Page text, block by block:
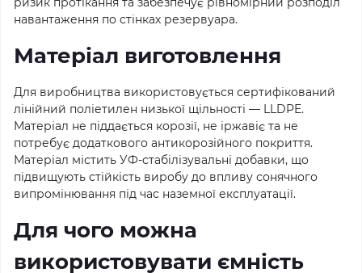
навантаження по стінках резервуара.
Матеріал виготовлення
Для виробництва використовується сертифікований
лінійний поліетилен низької щільності — LLDPE.
Матеріал не піддається корозії, не іржавіє та не
потребує додаткового антикорозійного покриття.
Матеріал містить УФ-стабілізувальні добавки, що
підвищують стійкість виробу до впливу сонячного
випромінювання під час наземної експлуатації.
Для чого можна
використовувати ємність